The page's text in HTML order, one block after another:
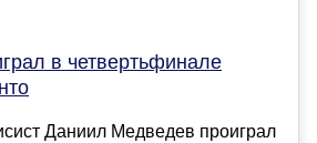
в четвертьфинале
Даниил Медведев проиграл